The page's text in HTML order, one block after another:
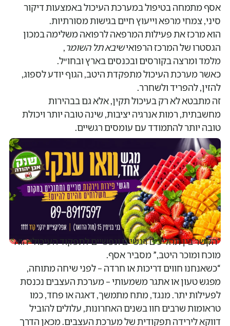
אסף מתמחה בטיפול במערכת העיכול באמצעות דיקור
סיני, צמחי מרפא וייעוץ חיים בגישות מסורתיות.
הוא מרכז את פעילות המרפאה לרפואה משלימה במכון
הגסטרו של המרכז הרפואישיבא תל השומר,
מלמד ומרצה בקורסים ובכנסים בארץ ובחו״ל.
כאשר מערכת העיכול מתפקדת היטב, הגוף יודע לספוג,
להזין, להפריד ולשחרר.
זה מתבטא לא רק בעיכול תקין, אלא גם בבהירות
מחשבתית, רמות אנרגיה יציבות, שינה טובה יותר ויכולת
טובה יותר להתמודד עם עומסים רגשיים.
כשגוף ונפש מדברים באותה שפה
“הקשר בין תהליכים רגשיים ונפשיים לתפקוד העיכולי הוא
מוכח ומוכר היטב,” מסביר אסף.
“כשאנחנו חווים דריכות או חרדה – לפני שיחה מתוחה,
מפגש טעון או אתגר משמעותי – מערכת העצבים נכנסת
לפעילות יתר. מנגד, מתח מתמשך, דאגה או פחד, כמו
טראומות שרבים חוו בשנים האחרונות, עלולים להוביל
דווקא לירידה תפקודית של מערכת העצבים. מכאן הדרך